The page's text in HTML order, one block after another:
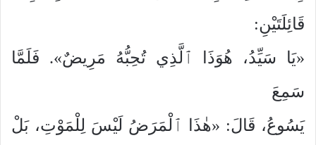
قَائِلَتَيْنِ:
«يَا سَيِّدُ، هُوَذَا ٱلَّذِي تُحِبُّهُ مَرِيضٌ». فَلَمَّا
سَمِعَ
يَسُوعُ، قَالَ: «هٰذَا ٱلْمَرَضُ لَيْسَ لِلْمَوْتِ، بَلْ